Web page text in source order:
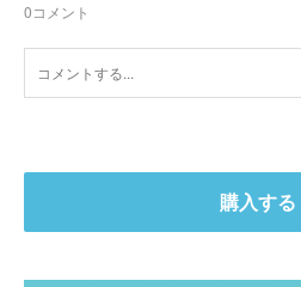
0コメント
購入する